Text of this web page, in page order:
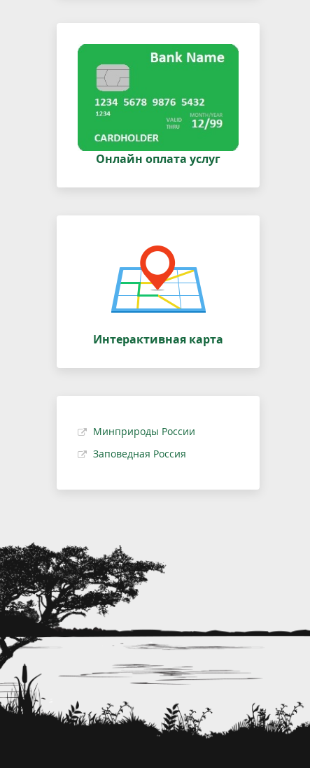
Онлайн оплата услуг
Интерактивная карта
Минприроды России
Заповедная Россия